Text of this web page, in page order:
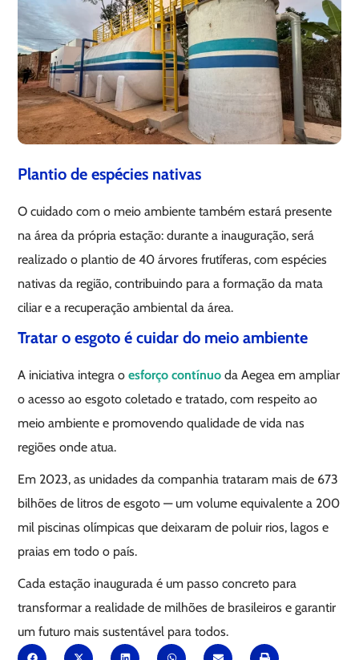
Plantio de espécies nativas
O cuidado com o meio ambiente também estará presente
na área da própria estação: durante a inauguração, será
realizado o plantio de 40 árvores frutíferas, com espécies
nativas da região, contribuindo para a formação da mata
ciliar e a recuperação ambiental da área.
Tratar o esgoto é cuidar do meio ambiente
A iniciativa integra oesforço contínuo da Aegea em ampliar
o acesso ao esgoto coletado e tratado, com respeito ao
meio ambiente e promovendo qualidade de vida nas
regiões onde atua.
Em 2023, as unidades da companhia trataram mais de 673
bilhões de litros de esgoto — um volume equivalente a 200
mil piscinas olímpicas que deixaram de poluir rios, lagos e
praias em todo o país.
Cada estação inaugurada é um passo concreto para
transformar a realidade de milhões de brasileiros e garantir
um futuro mais sustentável para todos.